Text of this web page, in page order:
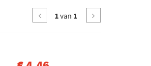
1van 1